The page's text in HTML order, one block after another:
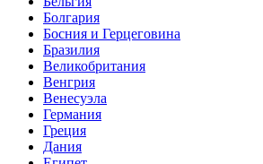
Болгария
Босния и Герцеговина
Бразилия
Великобритания
Венгрия
Венесуэла
Германия
Греция
Дания